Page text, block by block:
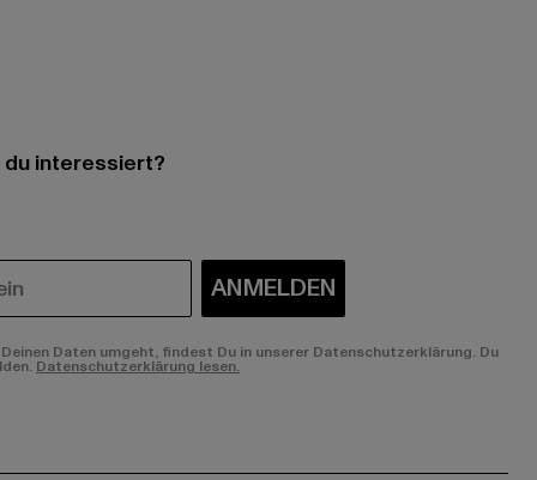
interessiert?
ANMELDEN
Daten umgeht, findest Du in unserer Datenschutzerklärung. Du
Datenschutzerklärung lesen.